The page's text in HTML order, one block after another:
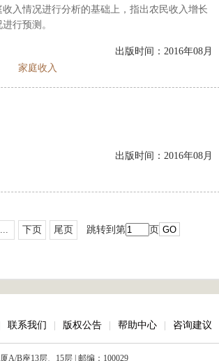
入情况进行分析的基础上，指出农民收入增长
行预测。
出版时间：2016年08月
家庭收入
出版时间：2016年08月
... 下页 尾页 跳转到第 页
联系我们 版权公告 帮助中心 咨询建议
A/B座13层、15层 | 邮编：100029